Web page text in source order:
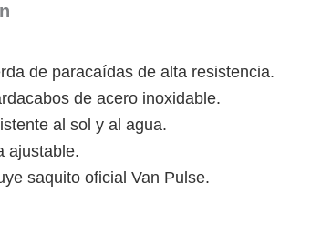
de paracaídas de alta resistencia.
de acero inoxidable.
al sol y al agua.
ajustable.
saquito oficial Van Pulse.